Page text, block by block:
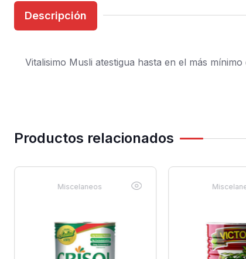
Descripción
Vitalisimo Musli atestigua hasta en el más
Productos relacionados
Miscelaneos